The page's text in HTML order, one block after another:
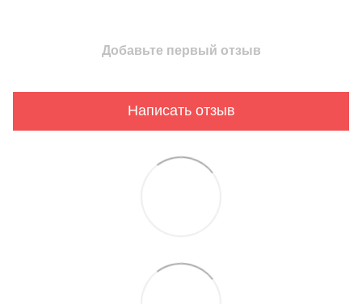
Добавьте первый отзыв
Написать отзыв